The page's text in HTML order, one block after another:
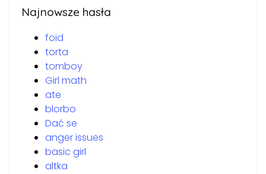
Najnowsze hasła
foid
torta
tomboy
Girl math
ate
blorbo
Dać se
anger issues
basic girl
altka